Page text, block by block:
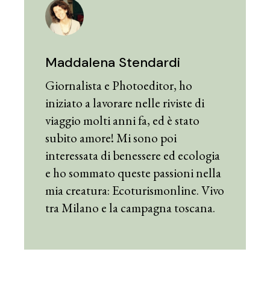
Maddalena Stendardi
Giornalista e Photoeditor, ho
iniziato a lavorare nelle riviste di
viaggio molti anni fa, ed è stato
subito amore! Mi sono poi
interessata di benessere ed ecologia
e ho sommato queste passioni nella
mia creatura: Ecoturismonline. Vivo
tra Milano e la campagna toscana.